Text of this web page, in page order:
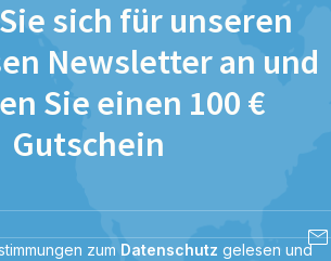
sich für unseren
Newsletter an und
Sie einen 100 €
Gutschein
zum Datenschutz gelesen und